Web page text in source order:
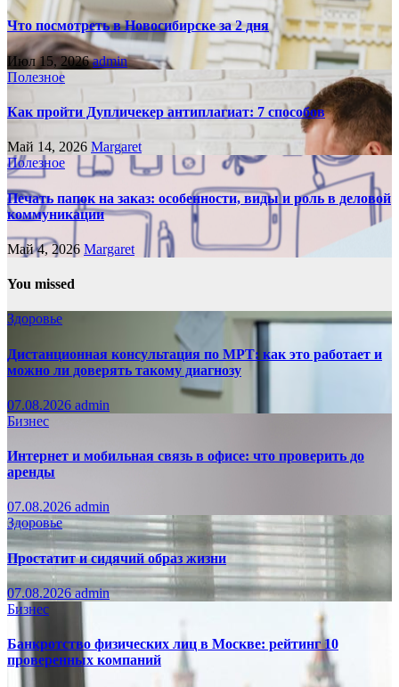
Что посмотреть в Новосибирске за 2 дня
Июл 15, 2026admin
Полезное
Как пройти Дупличекер антиплагиат: 7 способов
Май 14, 2026 Margaret
Полезное
Печать папок на заказ: особенности, виды и роль в деловой
коммуникации
Май 4, 2026 Margaret
You missed
Здоровье
Дистанционная консультация по МРТ: как это работает и
можно ли доверять такому диагнозу
07.08.2026 admin
Бизнес
Интернет и мобильная связь в офисе: что проверить до
аренды
07.08.2026 admin
Здоровье
Простатит и сидячий образ жизни
07.08.2026admin
Бизнес
Банкротство физических лиц в Москве: рейтинг 10
проверенных компаний